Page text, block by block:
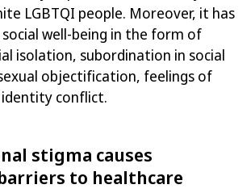
LGBTQI people. Moreover, it has
well-being in the form of
isolation, subordination in social
objectification, feelings of
conflict.
stigma causes
to healthcare